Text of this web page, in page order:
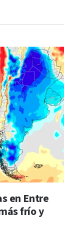
en Entre
frío y